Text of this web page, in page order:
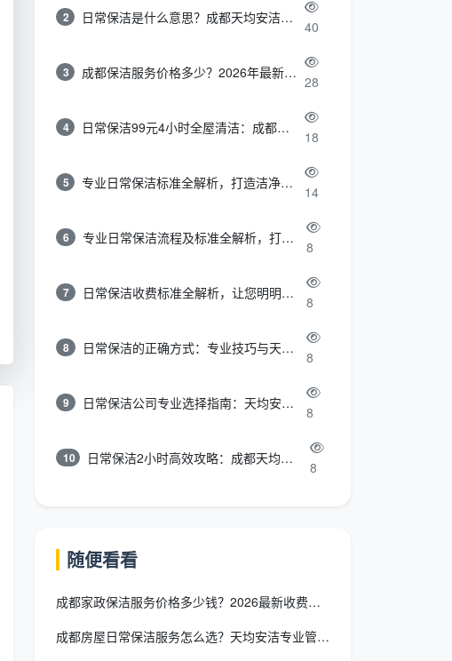
2 日常保洁是什么意思？成都天均安洁带你快速区分“日常vs深度vs开荒”
40
3 成都保洁服务价格多少？2026年最新报价表来了，这一篇看透所有费用
28
4 日常保洁99元4小时全屋清洁：成都天均安洁保洁超值服务全解析
18
5 专业日常保洁标准全解析，打造洁净舒适生活空间
14
6 专业日常保洁流程及标准全解析，打造洁净舒适环境
8
7 日常保洁收费标准全解析，让您明明白白消费
8
8 日常保洁的正确方式：专业技巧与天均安洁保洁服务全解析
8
9 日常保洁公司专业选择指南：天均安洁保洁服务全解析
8
10 日常保洁2小时高效攻略：成都天均安洁保洁专业时间管理方案
8
随便看看
成都家政保洁服务价格多少钱？2026最新收费标准全拆解
成都房屋日常保洁服务怎么选？天均安洁专业管家一键预约